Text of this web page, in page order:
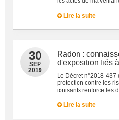
Lire la suite
30
SEP
2019
Radon :
d'exposition liés
Le Décret n°2018-
protection contre les
ionisants renforce les
Lire la suite